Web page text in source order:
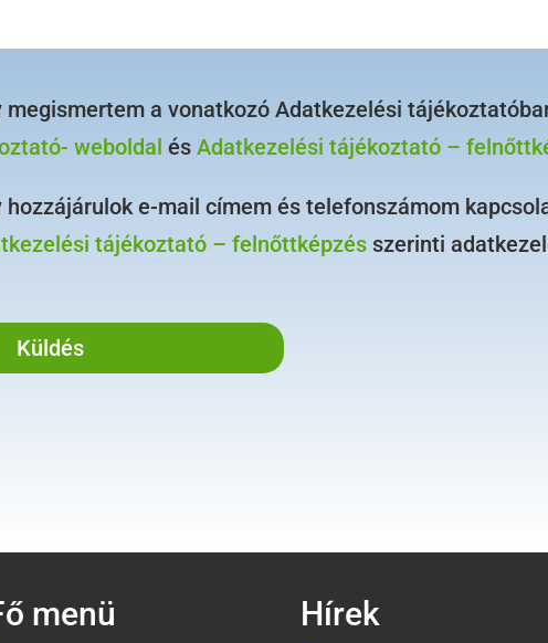
megismertem a vonatkozó Adatkezelési
weboldal ésAdatkezelési tájékoztató –
hozzájárulok e-mail címem és telefonszámom
tájékoztató – felnőttképzés szerinti
menü Hírek